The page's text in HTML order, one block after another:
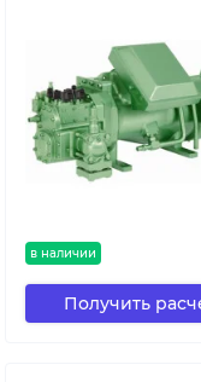
в наличии
Получить